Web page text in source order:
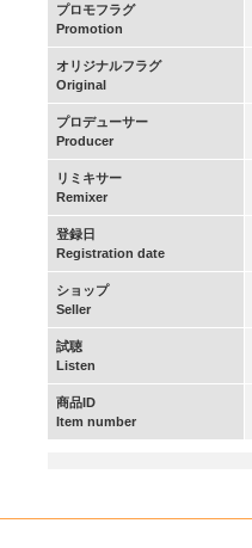
プロモフラグ
Promotion
オリジナルフラグ
Original
プロデューサー
Producer
リミキサー
Remixer
登録日
Registration date
ショップ
Seller
試聴
Listen
商品ID
Item number